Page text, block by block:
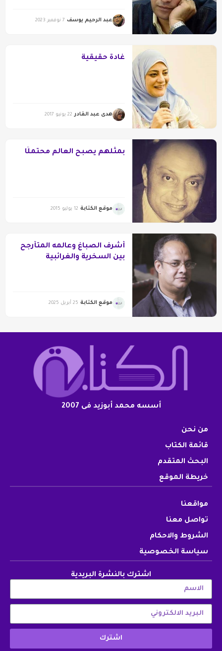
عبد الرحيم يوسف 7 نوفمبر 2023
غادة حقيقية
هدى عبد القادر 22 يونيو 2017
بمثلهم يصبح العالم محتَملًا
موقع الكتابة 12 يوليو 2015
أشرف الصباغ وعالمه المتأرجح
بين السخرية والغرائبية
موقع الكتابة 25 أبريل 2025
أسسه محمد أبوزيد فى 2007
من نحن
قائمة الكتاب
البحث المتقدم
خريطة الموقع
مواقعنا
تواصل معنا
الشروط والاحكام
سياسة الخصوصية
اشترك بالنشرة البريدية
اشترك